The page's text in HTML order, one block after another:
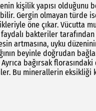
kişilik yapısı olduğunu
Gergin olmayan türde
öne çıkar. Vücutta
faydalı bakteriler
artmasına, uyku
beyinle doğrudan
bağırsak
Bu minerallerin eksikliği